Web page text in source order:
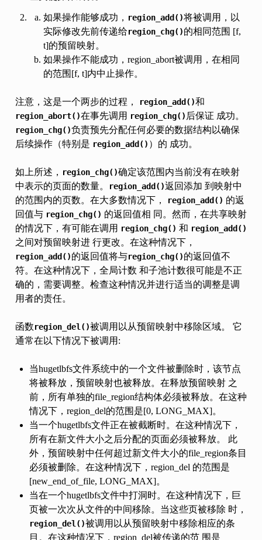
如果操作能够成功， region_add()将被调用，以
实际修改先前传递给region_chg()的相同范围 [f,
t]的预留映射。
如果操作不能成功，region_abort被调用，在相同
的范围[f, t]内中止操作。
注意，这是一个两步的过程， region_add()和
region_abort()在事先调用 region_chg() 后保证 成功。
region_chg()负责预先分配任何必要的数据结构以确保
后续操作（特别是 region_add() ）的 成功。
如上所述， region_chg()确定该范围内当前没有在映射
中表示的页面的数量。
region_add()返回添加 到映射中
的范围内的页数。在大多数情况下，
region_add() 的返
回值与 region_chg() 的返回值相 同。然而，在共享映射
的情况下，有可能在调用 region_chg() 和 region_add()
之间对预留映射进 行更改。在这种情况下，
region_add()的返回值将与region_chg()的返回值不
符。在这种情况下，全局计数 和子池计数很可能是不正
确的，需要调整。检查这种情况并进行适当的调整是调
用者的责任。
函数region_del()被调用以从预留映射中移除区域。 它
通常在以下情况下被调用:
当hugetlbfs文件系统中的一个文件被删除时，该节点
将被释放，预留映射也被释放。在释放预留映射 之
前，所有单独的file_region结构体必须被释放。在这种
情况下，region_del的范围是[0, LONG_MAX]。
当一个hugetlbfs文件正在被截断时。在这种情况下，
所有在新文件大小之后分配的页面必须被释放。 此
外，预留映射中任何超过新文件大小的file_region条目
必须被删除。在这种情况下，region_del 的范围是
[new_end_of_file, LONG_MAX]。
当在一个hugetlbfs文件中打洞时。在这种情况下，巨
页被一次次从文件的中间移除。当这些页被移除 时，
region_del()被调用以从预留映射中移除相应的条
目。在这种情况下，region_del被传递的范 围是